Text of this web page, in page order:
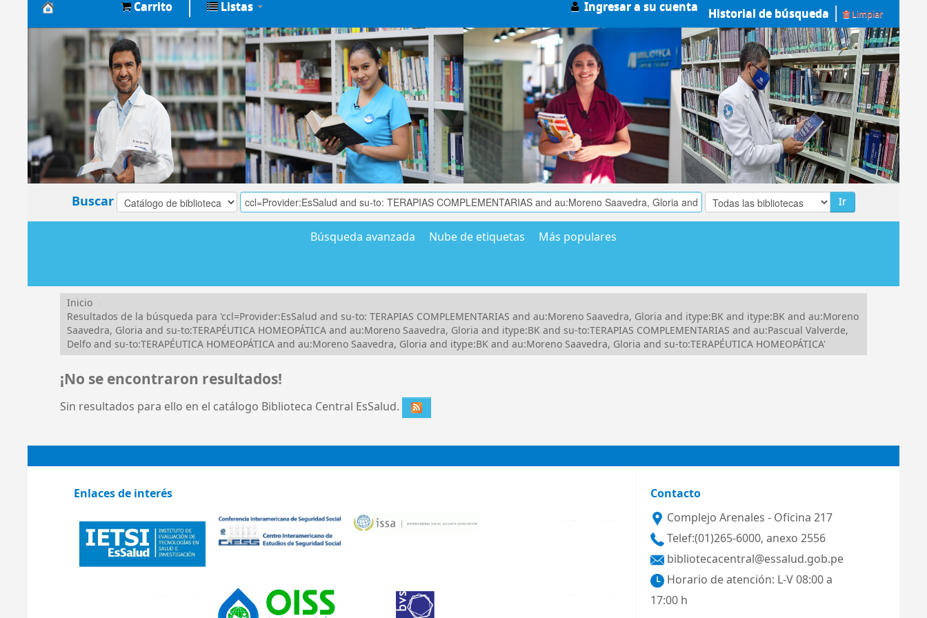
Biblioteca
Central
EsSalud
Carrito Listas Ingresar a su cuenta Historial de búsqueda Limpiar
Buscar Ir
Búsqueda avanzada Nube de etiquetas Más populares
Inicio
Resultados de la búsqueda para 'ccl=Provider:EsSalud and su-to: TERAPIAS COMPLEMENTARIAS and au:Moreno Saavedra, Gloria and itype:BK and itype:BK and au:Moreno
Saavedra, Gloria and su-to:TERAPÉUTICA HOMEOPÁTICA and au:Moreno Saavedra, Gloria and itype:BK and su-to:TERAPIAS COMPLEMENTARIAS and au:Pascual Valverde,
Delfo and su-to:TERAPÉUTICA HOMEOPÁTICA and au:Moreno Saavedra, Gloria and itype:BK and au:Moreno Saavedra, Gloria and su-to:TERAPÉUTICA HOMEOPÁTICA'
¡No se encontraron resultados!
Sin resultados para ello en el catálogo Biblioteca Central EsSalud.
Enlaces de interés
Contacto
Complejo Arenales - Oficina 217
Telef:(01)265-6000, anexo 2556
bibliotecacentral@essalud.gob.pe
Horario de atención: L-V 08:00 a
17:00 h